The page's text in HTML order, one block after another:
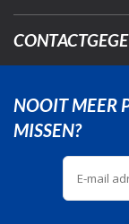
NOOIT MEER
MISSEN?